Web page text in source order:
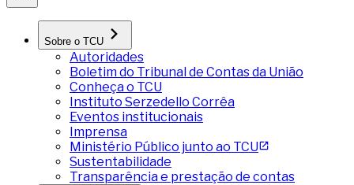
Sobre o TCU
Autoridades
Boletim do Tribunal de Contas da União
Conheça o TCU
Instituto Serzedello Corrêa
Eventos institucionais
Imprensa
Ministério Público junto ao TCU
Sustentabilidade
Transparência e prestação de contas